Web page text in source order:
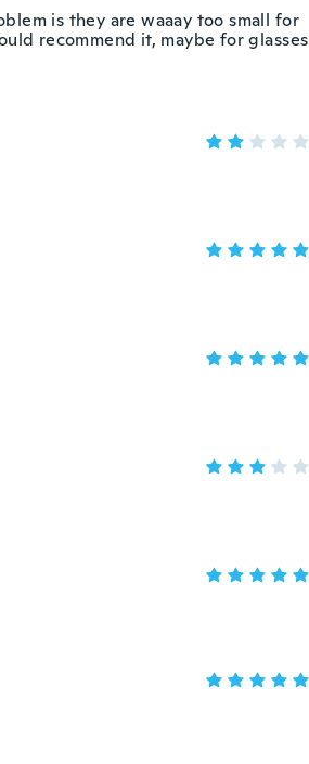
is they are waaay too small for
recommend it, maybe for glasses